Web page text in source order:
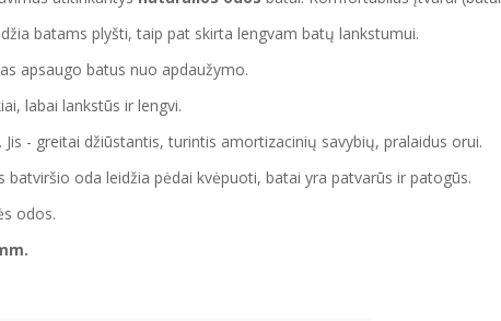
batams plyšti, taip pat skirta lengvam batų lankstumui.
apsaugo batus nuo apdaužymo.
labai lankstūs ir lengvi.
- greitai džiūstantis, turintis amortizacinių savybių, pralaidus orui.
batviršio oda leidžia pėdai kvėpuoti, batai yra patvarūs ir patogūs.
odos.